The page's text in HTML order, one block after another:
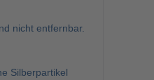
nicht entfernbar.
Silberpartikel